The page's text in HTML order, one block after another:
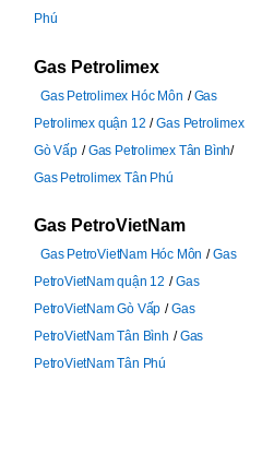
Phú
Gas Petrolimex
Gas Petrolimex Hóc Môn
Gas
Petrolimex quận 12
Gas Petrolimex
Gò Vấp
Gas Petrolimex Tân Bình
Gas Petrolimex Tân Phú
Gas PetroVietNam
Gas PetroVietNam Hóc Môn
Gas
PetroVietNam quận 12
Gas
PetroVietNam Gò Vấp
Gas
PetroVietNam Tân Bình
Gas
PetroVietNam Tân Phú